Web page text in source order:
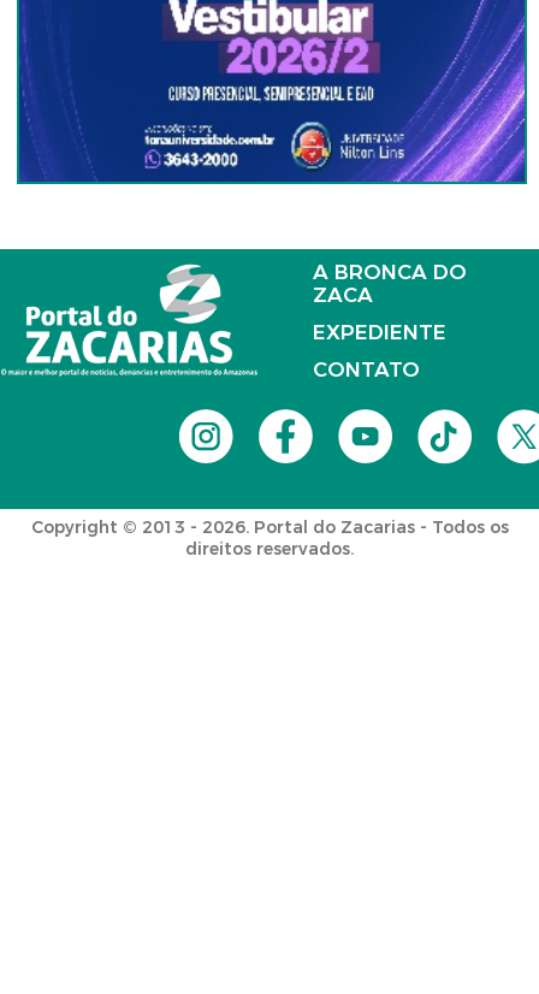
A BRONCA DO
ZACA
EXPEDIENTE
CONTATO
Copyright © 2013 - 2026. Portal do Zacarias - Todos os
direitos reservados.